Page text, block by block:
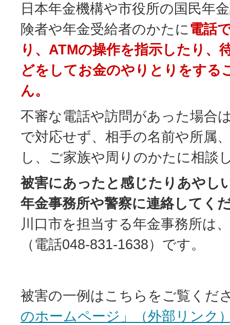
日本年金機構や市役所の国民年
険者や年金受給者のかたに電話
り、ATMの操作を指示したり、
どをしてお金のやりとりをする
ん。
不審な電話や訪問があった場合
で対応せず、相手の名前や所属
し、ご家族や周りのかたに相談
被害にあったと感じたりあやし
年金事務所や警察に連絡してく
川口市を担当する年金事務所は
（電話048‐831‐1638）です。
被害の一例はこちらをご覧くだ
のホームページ」（外部リンク